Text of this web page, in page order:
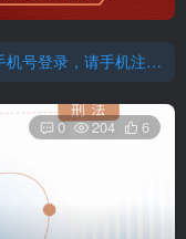
0 204 6